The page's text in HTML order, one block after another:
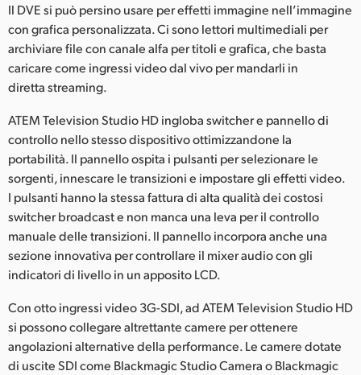
Il DVE si può persino usare per effetti immagine nell’immagine
con grafica personalizzata. Ci sono lettori multimediali per
archiviare file con canale alfa per titoli e grafica, che basta
caricare come ingressi video dal vivo per mandarli in
diretta streaming.
ATEM Television Studio HD ingloba switcher e pannello di
controllo nello stesso dispositivo ottimizzandone la
portabilità. Il pannello ospita i pulsanti per selezionare le
sorgenti, innescare le transizioni e impostare gli effetti video.
I pulsanti hanno la stessa fattura di alta qualità dei costosi
switcher broadcast e non manca una leva per il controllo
manuale delle transizioni. Il pannello incorpora anche una
sezione innovativa per controllare il mixer audio con gli
indicatori di livello in un apposito LCD.
Con otto ingressi video 3G-SDI, ad ATEM Television Studio HD
si possono collegare altrettante camere per ottenere
angolazioni alternative della performance. Le camere dotate
di uscite SDI come Blackmagic Studio Camera o Blackmagic